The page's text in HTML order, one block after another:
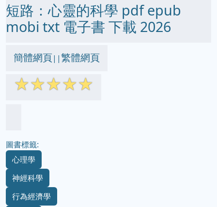
短路：心靈的科學 pdf epub
mobi txt 電子書 下載 2026
簡體網頁||繁體網頁
☆☆☆☆☆
圖書標籤:
心理學
神經科學
行為經濟學